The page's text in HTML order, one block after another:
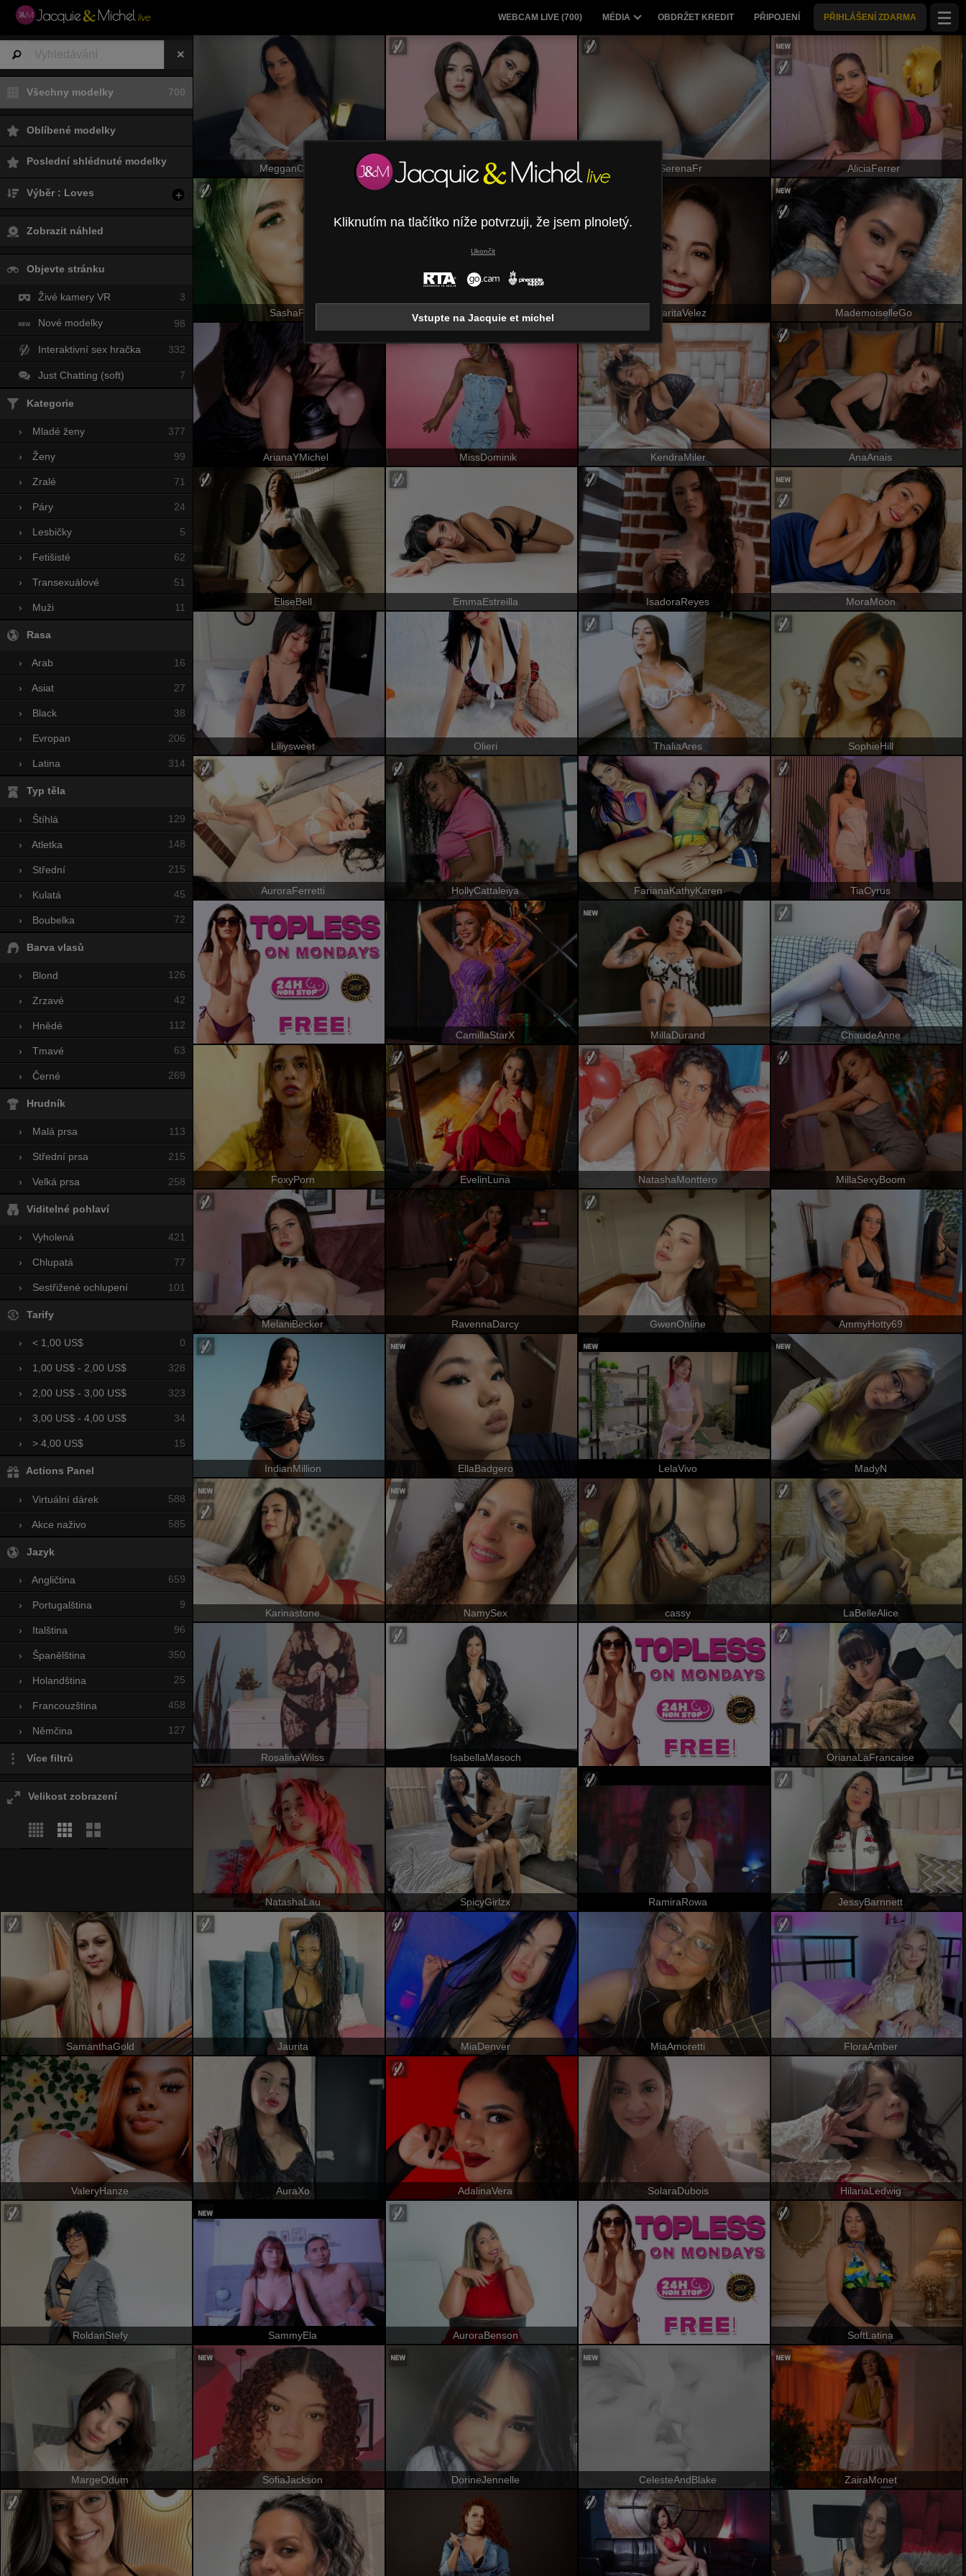
WEBCAM LIVE (700) MÉDIA OBDRŽET KREDIT PŘIPOJENÍ PŘIHLÁŠENÍ ZDARMA
Všechny modelky 700
Oblíbené modelky
Poslední shlédnuté modelky
Výběr : Loves +
Zobrazit náhled
Objevte stránku
Živé kamery VR 3
Nové modelky 98
Interaktivní sex hračka 332
Just Chatting (soft) 7
Kategorie
› Mladé ženy 377
› Ženy 99
› Zralé 71
› Páry 24
› Lesbičky 5
› Fetišisté 62
› Transexuálové 51
› Muži 11
Rasa
› Arab 16
› Asiat 27
› Black 38
› Evropan 206
› Latina 314
Typ těla
› Štíhlá 129
› Atletka 148
› Střední 215
› Kulatá 45
› Boubelka 72
Barva vlasů
› Blond 126
› Zrzavé 42
› Hnědé 112
› Tmavé 63
› Černé 269
Hrudník
› Malá prsa 113
› Střední prsa 215
› Velká prsa 258
Viditelné pohlaví
› Vyholená 421
› Chlupatá 77
› Sestřižené ochlupení 101
Tarify
› < 1,00 US$ 0
› 1,00 US$ - 2,00 US$ 328
› 2,00 US$ - 3,00 US$ 323
› 3,00 US$ - 4,00 US$ 34
› > 4,00 US$ 15
Actions Panel
› Virtuální dárek 588
› Akce naživo 585
Jazyk
› Angličtina 659
› Portugalština 9
› Italština 96
› Španělština 350
› Holandština 25
› Francouzština 458
› Němčina 127
Více filtrů
Velikost zobrazení
MegganCarlson PaolaYKatty SerenaFr AliciaFerrer
SashaPolet SaritaVelez MademoiselleGo
ArianaYMichel MissDominik KendraMiler AnaAnais
EliseBell EmmaEstreilla IsadoraReyes MoraMoon
Liliysweet Olieri ThaliaAres SophieHill
AuroraFerretti HollyCattaleiya FarianaKathyKaren TiaCyrus
CamillaStarX MillaDurand ChaudeAnne
FoxyPorn EvelinLuna NatashaMonttero MillaSexyBoom
MelaniBecker RavennaDarcy GwenOnline AmmyHotty69
IndianMillion EllaBadgero LelaVivo MadyN
Karinastone NamySex cassy LaBelleAlice
RosalinaWilss IsabellaMasoch OrianaLaFrancaise
NatashaLau SpicyGirlzx RamiraRowa JessyBarnnett
SamanthaGold Jaurita MiaDenver MiaAmoretti FloraAmber
ValeryHanze AuraXo AdalinaVera SolaraDubois HilariaLedwig
RoldanStefy SammyEla AuroraBenson SoftLatina
MargeOdum SofiaJackson DorineJennelle CelesteAndBlake ZairaMonet
Kliknutím na tlačítko níže potvrzuji, že jsem plnoletý.
Ukončit
Vstupte na Jacquie et michel